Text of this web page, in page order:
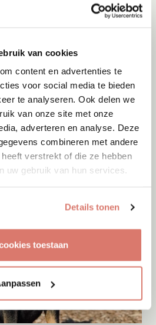
van cookies
content en advertenties te
voor social media te bieden
te analyseren. Ook delen we
van onze site met onze
adverteren en analyse. Deze
combineren met andere
verstrekt of die ze hebben
uw gebruik van hun services.
Details tonen
toestaan